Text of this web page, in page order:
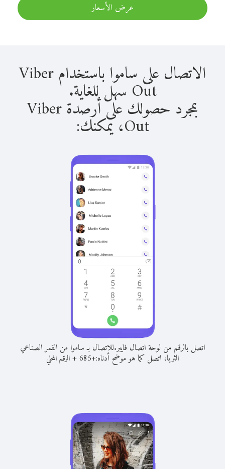
عرض الأسعار
الاتصال على ساموا باستخدام Viber
Out سهل للغاية.
بمجرد حصولك على أرصدة Viber
Out، يمكنك:
اتصل بالرقم من لوحة اتصال فايبر.للاتصال بـ ساموا من القمر الصناعي
الثريا، اتصل كما هو موضح أدناه:+
685
+الرقم المحلي